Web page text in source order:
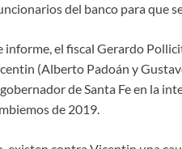
del banco para que
informe, el fiscal Gerardo
(Alberto Padoán y
de Santa Fe en la
de 2019.